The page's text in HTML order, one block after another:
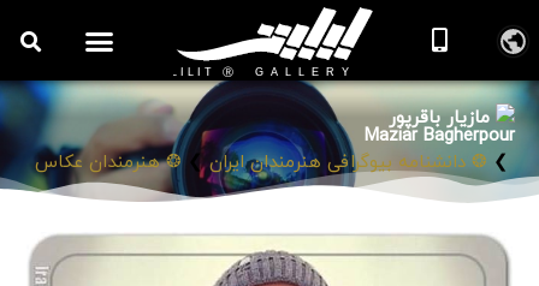
مازیار باقرپور
Maziar Bagherpour
❯ ❂ دانشنامه بیوگرافی هنرمندان ایران ❯ ❂ هنرمندان عکاس